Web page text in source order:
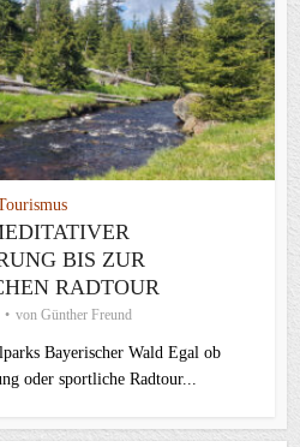
BIS ZUR
RADTOUR
von Günther Freund
Bayerischer Wald Egal ob
oder sportliche Radtour...